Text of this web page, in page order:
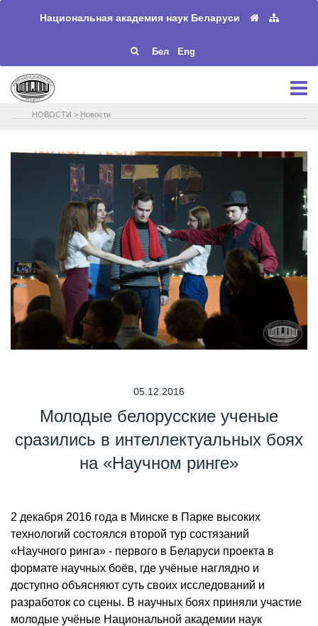
Национальная академия наук Беларуси
Бел Eng
НОВОСТИ > Новости
05.12.2016
Молодые белорусские ученые
сразились в интеллектуальных боях
на «Научном ринге»
2 декабря 2016 года в Минске в Парке высоких
технологий состоялся второй тур состязаний
«Научного ринга» - первого в Беларуси проекта в
формате научных боёв, где учёные наглядно и
доступно объясняют суть своих исследований и
разработок со сцены. В научных боях приняли участие
молодые учёные Национальной академии наук